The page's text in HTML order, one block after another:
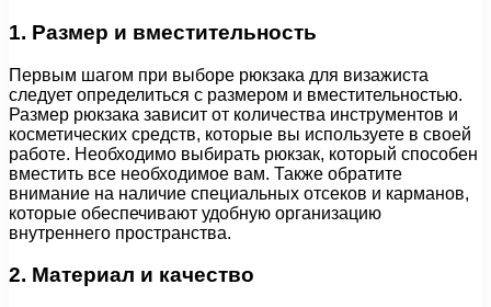
1. Размер и вместительность
Первым шагом при выборе рюкзака для визажиста
следует определиться с размером и вместительностью.
Размер рюкзака зависит от количества инструментов и
косметических средств, которые вы используете в своей
работе. Необходимо выбирать рюкзак, который способен
вместить все необходимое вам. Также обратите
внимание на наличие специальных отсеков и карманов,
которые обеспечивают удобную организацию
внутреннего пространства.
2. Материал и качество